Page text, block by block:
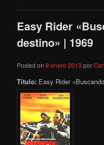
Easy Rider
destino» | 1969
Posted on8 enero 2013 por
Título: Easy Rider